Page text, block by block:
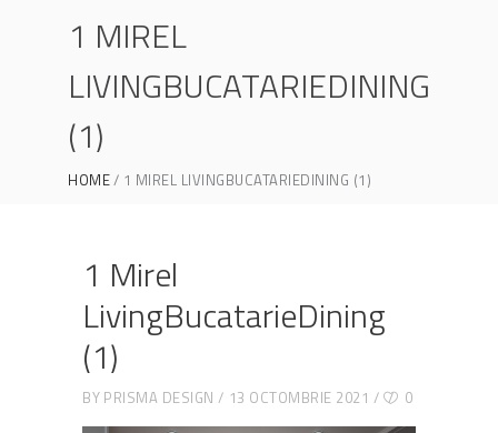
1 MIREL
LIVINGBUCATARIEDINING
(1)
HOME 1 MIREL LIVINGBUCATARIEDINING (1)
1 Mirel
LivingBucatarieDining
(1)
BY PRISMA DESIGN 13 OCTOMBRIE 2021 0